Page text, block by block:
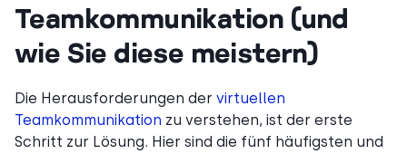
Teamkommunikation (und
wie Sie diese meistern)
Die Herausforderungen der virtuellen
Teamkommunikation zu verstehen, ist der erste
Schritt zur Lösung. Hier sind die fünf häufigsten und